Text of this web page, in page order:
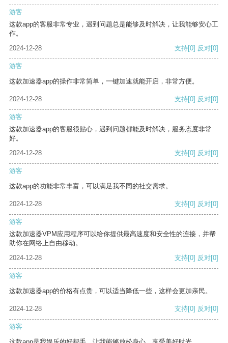
游客
这款app的客服非常专业，遇到问题总是能够及时解决，让我能够安心工
作。
2024-12-28
支持[0] 反对[0]
游客
这款加速器app的操作非常简单，一键加速就能开启，非常方便。
2024-12-28 支持[0] 反对[0]
游客
这款加速器app的客服很贴心，遇到问题都能及时解决，服务态度非常
好。
2024-12-28
支持[0] 反对[0]
游客
这款app的功能非常丰富，可以满足我不同的社交需求。
2024-12-28 支持[0] 反对[0]
游客
这款加速器VPM应用程序可以给你提供最高速度和安全性的连接，并帮
助你在网络上自由移动。
2024-12-28
支持[0] 反对[0]
游客
这款加速器app的价格有点贵，可以适当降低一些，这样会更加亲民。
2024-12-28 支持[0] 反对[0]
游客